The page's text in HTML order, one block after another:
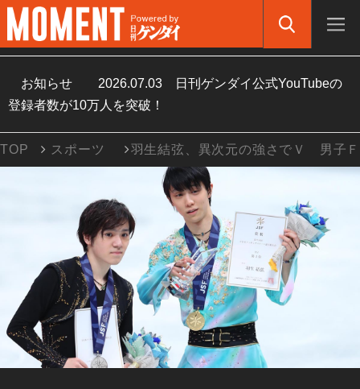
お知らせ 2026.07.03
日刊ゲンダイ公式YouTubeの
登録者数が10万人を突破！
TOP スポーツ 羽生結弦、異次元の強さでＶ 男子